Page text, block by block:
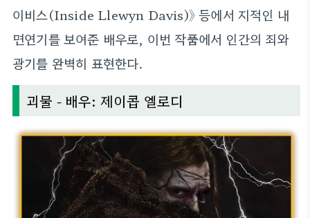
이비스(Inside Llewyn Davis)》 등에서 지적인 내
면연기를 보여준 배우로, 이번 작품에서 인간의 죄와
광기를 완벽히 표현한다.
괴물 - 배우: 제이콥 엘로디